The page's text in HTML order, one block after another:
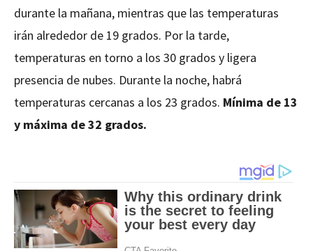
durante la mañana, mientras que las temperaturas
irán alrededor de 19 grados. Por la tarde,
temperaturas en torno a los 30 grados y ligera
presencia de nubes. Durante la noche, habrá
temperaturas cercanas a los 23 grados. Mínima de 13
y máxima de 32 grados.